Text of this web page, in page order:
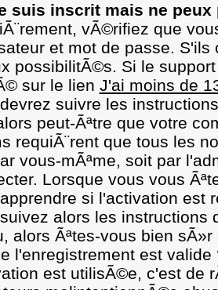
suis inscrit mais ne peux
vÃ©rifiez que
et mot de passe.
possibilitÃ©s. Si le
sur le lien J'ai moins de
suivre les
peut-Ãªtre que votre
requiÃ¨rent que tous les
vous-mÃªme, soit par
Lorsque vous vous
si l'activation est
alors les instructions
alors Ãªtes-vous bien
l'enregistrement est
est utilisÃ©e, c'est de